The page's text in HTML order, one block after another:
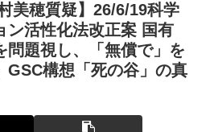
美穂質疑】26/6/19科学
ン活性化法改正案 国有
問題視し、「無償で」を
GSC構想「死の谷」の真